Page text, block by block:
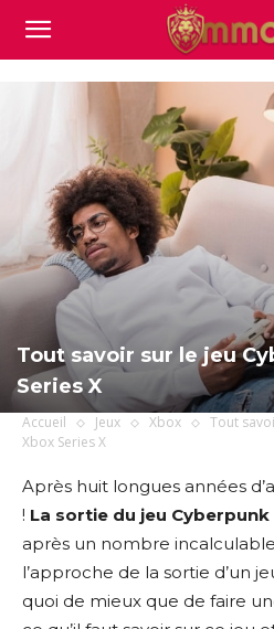
Mmodb.com
Tout savoir sur le jeu
Series X
Accueil Jeux Xbox
Tout
Xbox Series X
Après huit longues années
! La sortie du jeu Cyberpunk
après un nombre
l’approche de la sortie d’un
quoi de mieux que de faire